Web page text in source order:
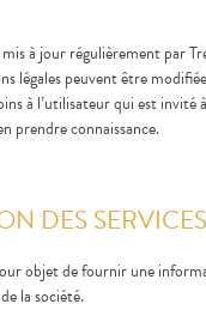
à jour régulièrement par
légales peuvent être
à l’utilisateur qui est invité
prendre connaissance.
DES
objet de fournir une
la société.